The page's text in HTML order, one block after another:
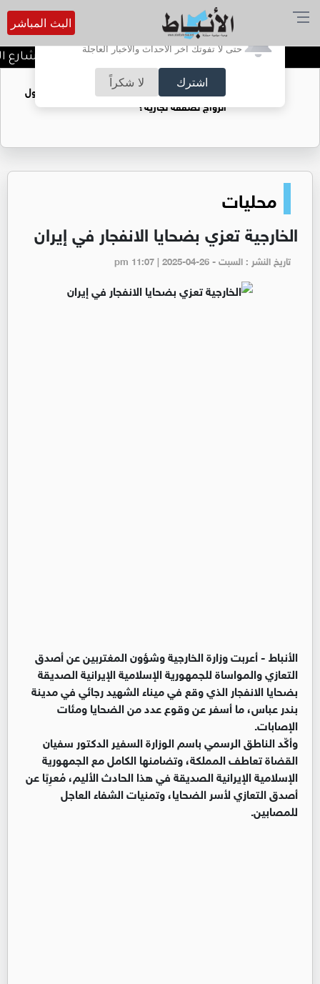
أترغب في تفعيل الإشعارات؟
حتى لا تفوتك آخر الأحداث والأخبار العاجلة
اشترك لا شكراً
البث المباشر
توقيف شبكات دعارة في شارع
فتيات يستغللنه لتحقيق مكاسب مادية.. هل تحول
الزواج لصفقة تجارية؟
محليات
الخارجية تعزي بضحايا الانفجار في إيران
تاريخ النشر : السبت - pm 11:07 | 2025-04-26
الأنباط -أعربت وزارة الخارجية وشؤون المغتربين عن أصدق
التعازي والمواساة للجمهورية الإسلامية الإيرانية الصديقة
بضحايا الانفجار الذي وقع في ميناء الشهيد رجائي في مدينة
بندر عباس، ما أسفر عن وقوع عدد من الضحايا ومئات
الإصابات.
‏وأكّد الناطق الرسمي باسم الوزارة السفير الدكتور سفيان
القضاة تعاطف المملكة، وتضامنها الكامل مع الجمهورية
الإسلامية الإيرانية الصديقة في هذا الحادث الأليم، مُعرِبًا عن
أصدق التعازي لأسر الضحايا، وتمنيات الشفاء العاجل
للمصابين.